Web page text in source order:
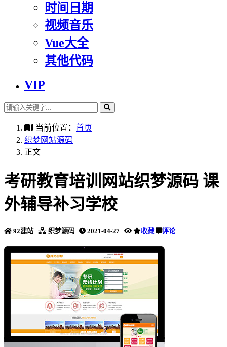
时间日期
视频音乐
Vue大全
其他代码
VIP
当前位置： 首页
织梦网站源码
正文
考研教育培训网站织梦源码 课
外辅导补习学校
92建站 织梦源码 2021-04-27 收藏 评论